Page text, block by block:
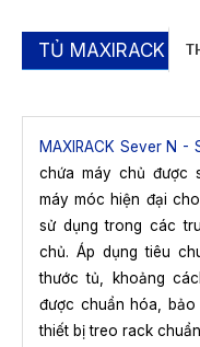
TỦ MAXIRACK N
MAXIRACK Sever N -
chứa máy chủ được
máy móc hiện đại
sử dụng trong các
chủ. Áp dụng tiêu
thước tủ, khoảng
được chuẩn hóa,
thiết bị treo rack